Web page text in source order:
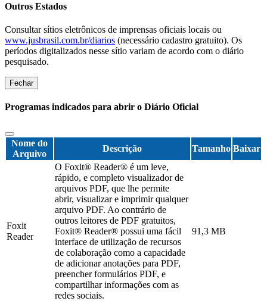
Outros Estados
Consultar sítios eletrônicos de imprensas oficiais locais ou
www.jusbrasil.com.br/diarios (necessário cadastro gratuito). Os
períodos digitalizados nesse sítio variam de acordo com o diário
pesquisado.
Fechar
Programas indicados para abrir o Diário Oficial
Nome do
Arquivo
Descrição Tamanho Baixar
Foxit
Reader
O Foxit® Reader® é um leve,
rápido, e completo visualizador de
arquivos PDF, que lhe permite
abrir, visualizar e imprimir qualquer
arquivo PDF. Ao contrário de
outros leitores de PDF gratuitos,
Foxit® Reader® possui uma fácil
interface de utilização de recursos
de colaboração como a capacidade
de adicionar anotações para PDF,
preencher formulários PDF, e
compartilhar informações com as
redes sociais.
91,3 MB